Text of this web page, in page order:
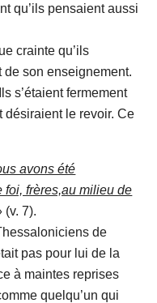
qu’ils pensaient aussi
qu’ils
de son enseignement.
s’étaient fermement
désiraient le revoir. Ce
avons été
foi, frères,au milieu de
(v. 7).
de
pas pour lui de la
à maintes reprises
quelqu’un qui